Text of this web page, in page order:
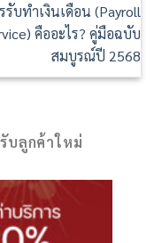
รับทำเงินเดือน (Payroll
คืออะไร? คู่มือฉบับ
สมบูรณ์ปี 2568
บลูกค้าใหม่